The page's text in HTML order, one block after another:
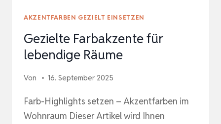
AKZENTFARBEN GEZIELT EINSETZEN
Gezielte Farbakzente für
lebendige Räume
Von 16. September 2025
Farb-Highlights setzen – Akzentfarben im
Wohnraum Dieser Artikel wird Ihnen